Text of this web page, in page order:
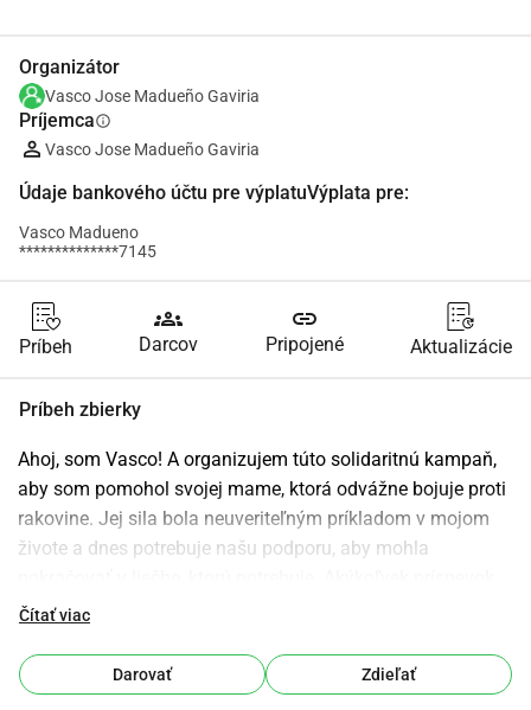
Organizátor
Vasco Jose Madueño Gaviria
Príjemcainfo
Vasco Jose Madueño Gaviria
Údaje bankového účtu pre výplatuVýplata pre:
Vasco Madueno
**************7145
Príbeh
groups
Darcov
link
Pripojené Aktualizácie
Príbeh zbierky
Ahoj, som Vasco! A organizujem túto solidaritnú kampaň,
aby som pomohol svojej mame, ktorá odvážne bojuje proti
rakovine. Jej sila bola neuveriteľným príkladom v mojom
živote a dnes potrebuje našu podporu, aby mohla
bez ohľadu na veľkosť, urobí veľký rozdiel a dá jej šancu
chvíli a že pomáhate zachrániť moju mamu.
Čítať viac
Darovať Zdieľať